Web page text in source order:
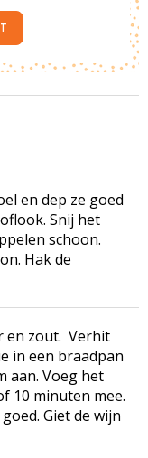
en dep ze goed
Snij het
schoon.
Hak de
en zout. Verhit
in een braadpan
aan. Voeg het
10 minuten mee.
Giet de wijn